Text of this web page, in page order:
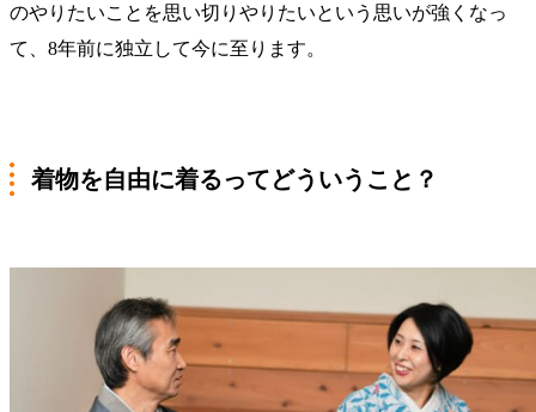
のやりたいことを思い切りやりたいという思いが強くなっ
て、8年前に独立して今に至ります。
着物を自由に着るってどういうこと？